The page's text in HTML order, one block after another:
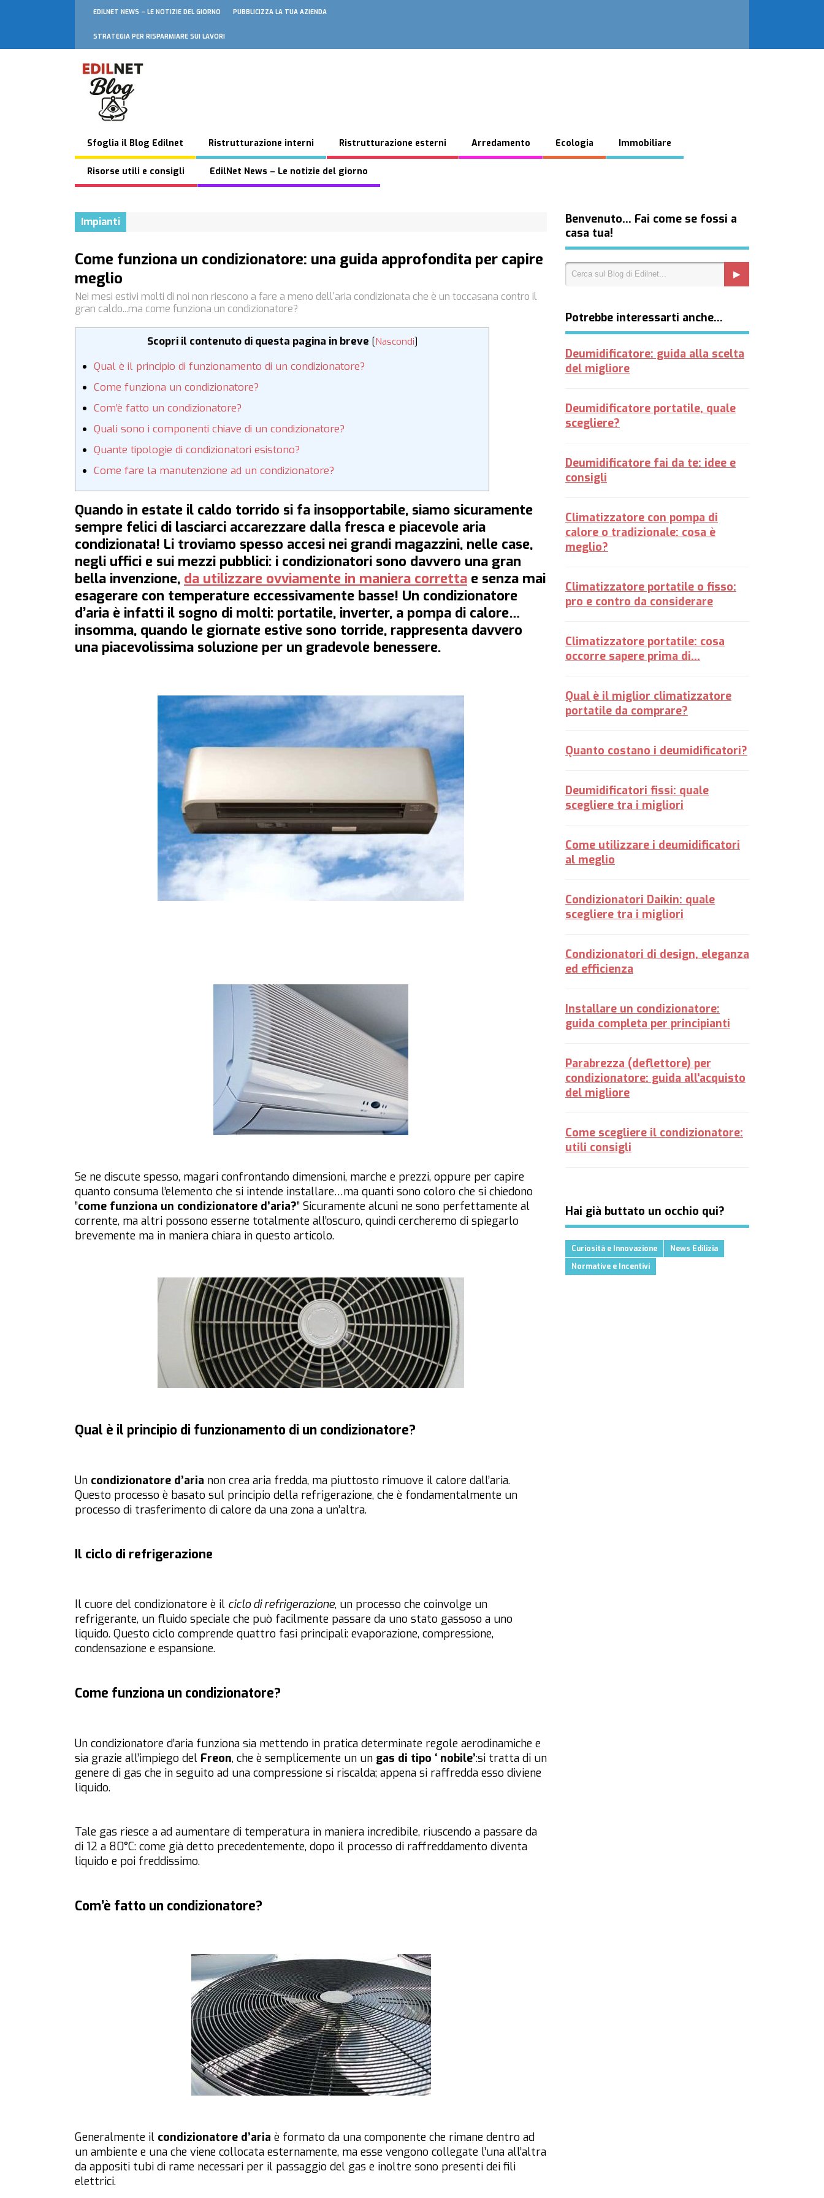
EDILNET NEWS – LE NOTIZIE DEL GIORNO PUBBLICIZZA LA TUA AZIENDA
STRATEGIA PER RISPARMIARE SUI LAVORI
Sfoglia il Blog Edilnet Ristrutturazione interni Ristrutturazione esterni Arredamento Ecologia Immobiliare
Risorse utili e consigli EdilNet News – Le notizie del giorno
Impianti
Come funziona un condizionatore: una guida approfondita per capire
meglio
Nei mesi estivi molti di noi non riescono a fare a meno dell'aria condizionata che è un toccasana contro il
gran caldo...ma come funziona un condizionatore?
Scopri il contenuto di questa pagina in breve [Nascondi]
Qual è il principio di funzionamento di un condizionatore?
Come funziona un condizionatore?
Com’è fatto un condizionatore?
Quali sono i componenti chiave di un condizionatore?
Quante tipologie di condizionatori esistono?
Come fare la manutenzione ad un condizionatore?
Quando in estate il caldo torrido si fa insopportabile, siamo sicuramente
sempre felici di lasciarci accarezzare dalla fresca e piacevole aria
condizionata! Li troviamo spesso accesi nei grandi magazzini, nelle case,
negli uffici e sui mezzi pubblici: i condizionatori sono davvero una gran
bella invenzione, da utilizzare ovviamente in maniera corretta e senza mai
esagerare con temperature eccessivamente basse! Un condizionatore
d’aria è infatti il sogno di molti: portatile, inverter, a pompa di calore…
insomma, quando le giornate estive sono torride, rappresenta davvero
una piacevolissima soluzione per un gradevole benessere.
Se ne discute spesso, magari confrontando dimensioni, marche e prezzi, oppure per capire
quanto consuma l’elemento che si intende installare…ma quanti sono coloro che si chiedono
”come funziona un condizionatore d’aria?” Sicuramente alcuni ne sono perfettamente al
corrente, ma altri possono esserne totalmente all’oscuro, quindi cercheremo di spiegarlo
brevemente ma in maniera chiara in questo articolo.
Qual è il principio di funzionamento di un condizionatore?
Un condizionatore d’aria non crea aria fredda, ma piuttosto rimuove il calore dall’aria.
Questo processo è basato sul principio della refrigerazione, che è fondamentalmente un
processo di trasferimento di calore da una zona a un’altra.
Il ciclo di refrigerazione
Il cuore del condizionatore è il ciclo di refrigerazione, un processo che coinvolge un
refrigerante, un fluido speciale che può facilmente passare da uno stato gassoso a uno
liquido. Questo ciclo comprende quattro fasi principali: evaporazione, compressione,
condensazione e espansione.
Come funziona un condizionatore?
Un condizionatore d’aria funziona sia mettendo in pratica determinate regole aerodinamiche e
sia grazie all’impiego del Freon, che è semplicemente un un gas di tipo ‘ nobile’:si tratta di un
genere di gas che in seguito ad una compressione si riscalda; appena si raffredda esso diviene
liquido.
Tale gas riesce a ad aumentare di temperatura in maniera incredibile, riuscendo a passare da
di 12 a 80°C: come già detto precedentemente, dopo il processo di raffreddamento diventa
liquido e poi freddissimo.
Com’è fatto un condizionatore?
Generalmente il condizionatore d’aria è formato da una componente che rimane dentro ad
un ambiente e una che viene collocata esternamente, ma esse vengono collegate l’una all’altra
da appositi tubi di rame necessari per il passaggio del gas e inoltre sono presenti dei fili
elettrici.
Benvenuto… Fai come se fossi a
casa tua!
Potrebbe interessarti anche…
Deumidificatore: guida alla scelta
del migliore
Deumidificatore portatile, quale
scegliere?
Deumidificatore fai da te: idee e
consigli
Climatizzatore con pompa di
calore o tradizionale: cosa è
meglio?
Climatizzatore portatile o fisso:
pro e contro da considerare
Climatizzatore portatile: cosa
occorre sapere prima di...
Qual è il miglior climatizzatore
portatile da comprare?
Quanto costano i deumidificatori?
Deumidificatori fissi: quale
scegliere tra i migliori
Come utilizzare i deumidificatori
al meglio
Condizionatori Daikin: quale
scegliere tra i migliori
Condizionatori di design, eleganza
ed efficienza
Installare un condizionatore:
guida completa per principianti
Parabrezza (deflettore) per
condizionatore: guida all'acquisto
del migliore
Come scegliere il condizionatore:
utili consigli
Hai già buttato un occhio qui?
Curiosità e Innovazione
News Edilizia
Normative e Incentivi